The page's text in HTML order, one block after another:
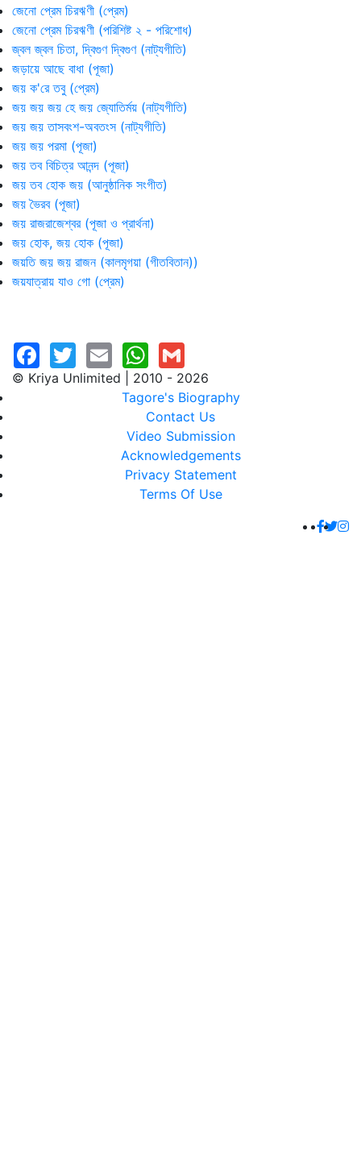
জেনো প্রেম চিরঋণী (প্রেম)
জেনো প্রেম চিরঋণী (পরিশিষ্ট ২ - পরিশোধ)
জ্বল জ্বল চিতা, দ্বিগুণ দ্বিগুণ (নাট্যগীতি)
জড়ায়ে আছে বাধা (পূজা)
জয় ক'রে তবু (প্রেম)
জয় জয় জয় হে জয় জ্যোতির্ময় (নাট্যগীতি)
জয় জয় তাসবংশ-অবতংস (নাট্যগীতি)
জয় জয় পরমা (পূজা)
জয় তব বিচিত্র আনন্দ (পূজা)
জয় তব হোক জয় (আনুষ্ঠানিক সংগীত)
জয় ভৈরব (পূজা)
জয় রাজরাজেশ্বর (পূজা ও প্রার্থনা)
জয় হোক, জয় হোক (পূজা)
জয়তি জয় জয় রাজন (কালমৃগয়া (গীতবিতান))
জয়যাত্রায় যাও গো (প্রেম)
© Kriya Unlimited | 2010 - 2026
Tagore's Biography
Contact Us
Video Submission
Acknowledgements
Privacy Statement
Terms Of Use